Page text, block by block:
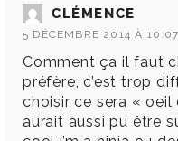
CLÉMENCE
5 DÉCEMBRE 2014 À 10:07
Comment ça il faut
préfère, c’est trop
choisir ce sera « oeil
aurait aussi pu être